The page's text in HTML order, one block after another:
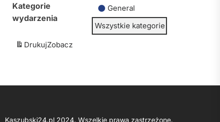
Kategorie
wydarzenia
General
Wszystkie kategorie
DrukujZobacz
Kaszubski24.pl 2024. Wszelkie prawa zastrzeżone.